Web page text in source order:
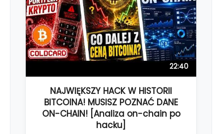
22:40
NAJWIĘKSZY HACK W HISTORII
BITCOINA! MUSISZ POZNAĆ DANE
ON-CHAIN! [Analiza on-chain po
hacku]